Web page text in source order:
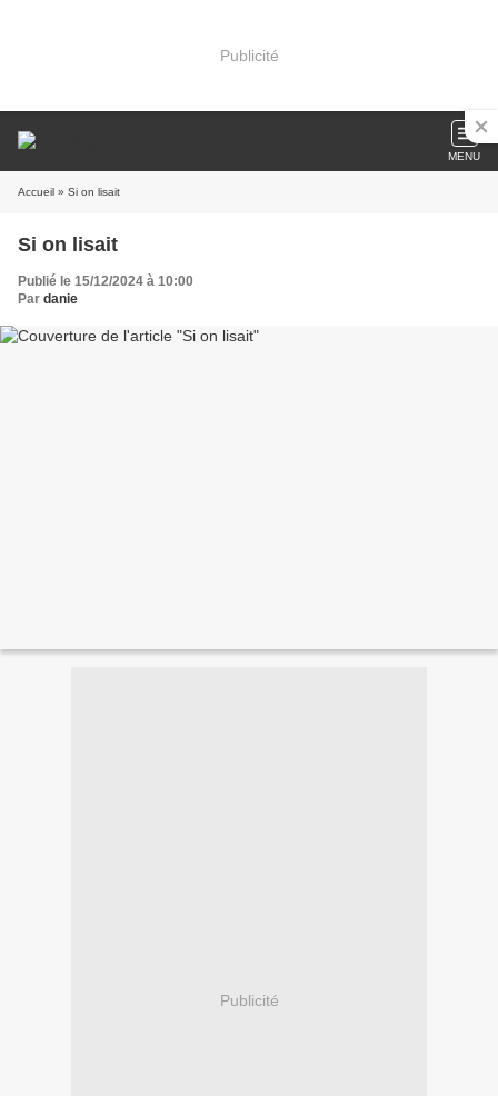
Publicité
MENU
Accueil » Si on lisait
Si on lisait
Publié le 15/12/2024 à 10:00
Par danie
Publicité